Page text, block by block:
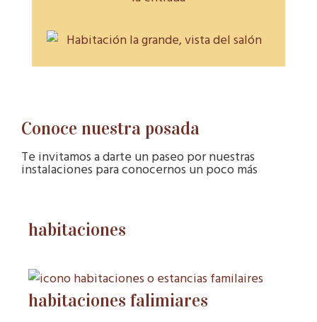
Conoce nuestra posada
Te invitamos a darte un paseo por nuestras
instalaciones para conocernos un poco más
habitaciones
habitaciones falimiares